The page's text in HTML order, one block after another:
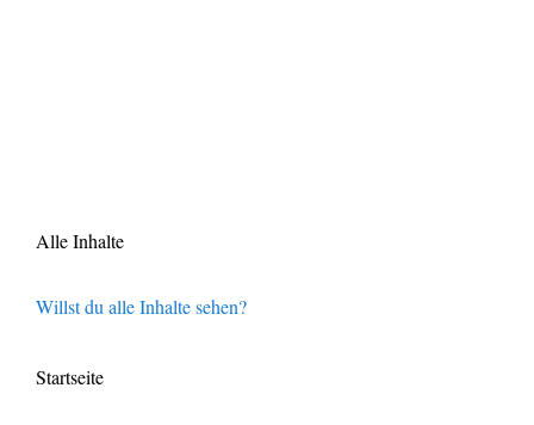
Alle Inhalte
Willst du alle Inhalte sehen?
Startseite